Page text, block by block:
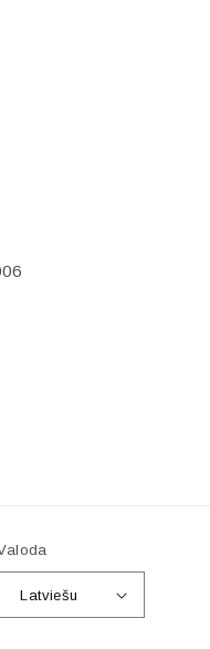
Latviešu